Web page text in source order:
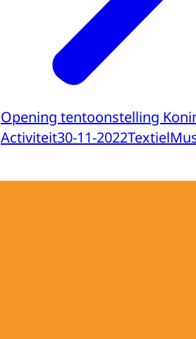
Opening tentoonstelling
Activiteit30-11-2022